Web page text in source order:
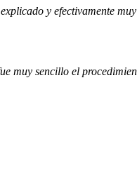
y efectivamente
muy sencillo el